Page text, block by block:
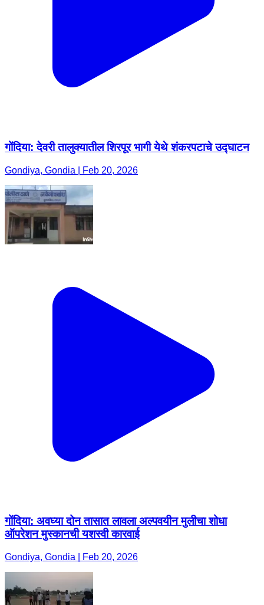
गोंदिया: देवरी तालुक्यातील शिरपूर भागी येथे शंकरपटाचे उद्घाटन
Gondiya, Gondia | Feb 20, 2026
गोंदिया: अवघ्या दोन तासात लावला अल्पवयीन मुलीचा शोधा
ऑपरेशन मुस्कानची यशस्वी कारवाई
Gondiya, Gondia | Feb 20, 2026